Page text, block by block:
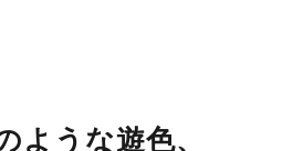
ような遊色、